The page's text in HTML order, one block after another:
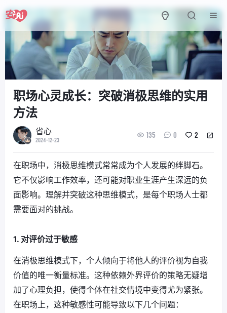
职场心灵成长：突破消极思维的实用
方法
省心
2024-12-23
135 0 2
在职场中，消极思维模式常常成为个人发展的绊脚石。
它不仅影响工作效率，还可能对职业生涯产生深远的负
面影响。理解并突破这种思维模式，是每个职场人士都
需要面对的挑战。
1. 对评价过于敏感
在消极思维模式下，个人倾向于将他人的评价视为自我
价值的唯一衡量标准。这种依赖外界评价的策略无疑增
加了心理负担，使得个体在社交情境中变得尤为紧张。
在职场上，这种敏感性可能导致以下几个问题：